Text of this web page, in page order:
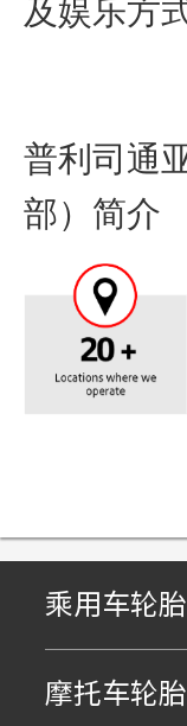
及娱乐方式
普利司通
部）简介
乘用车轮胎
摩托车轮胎